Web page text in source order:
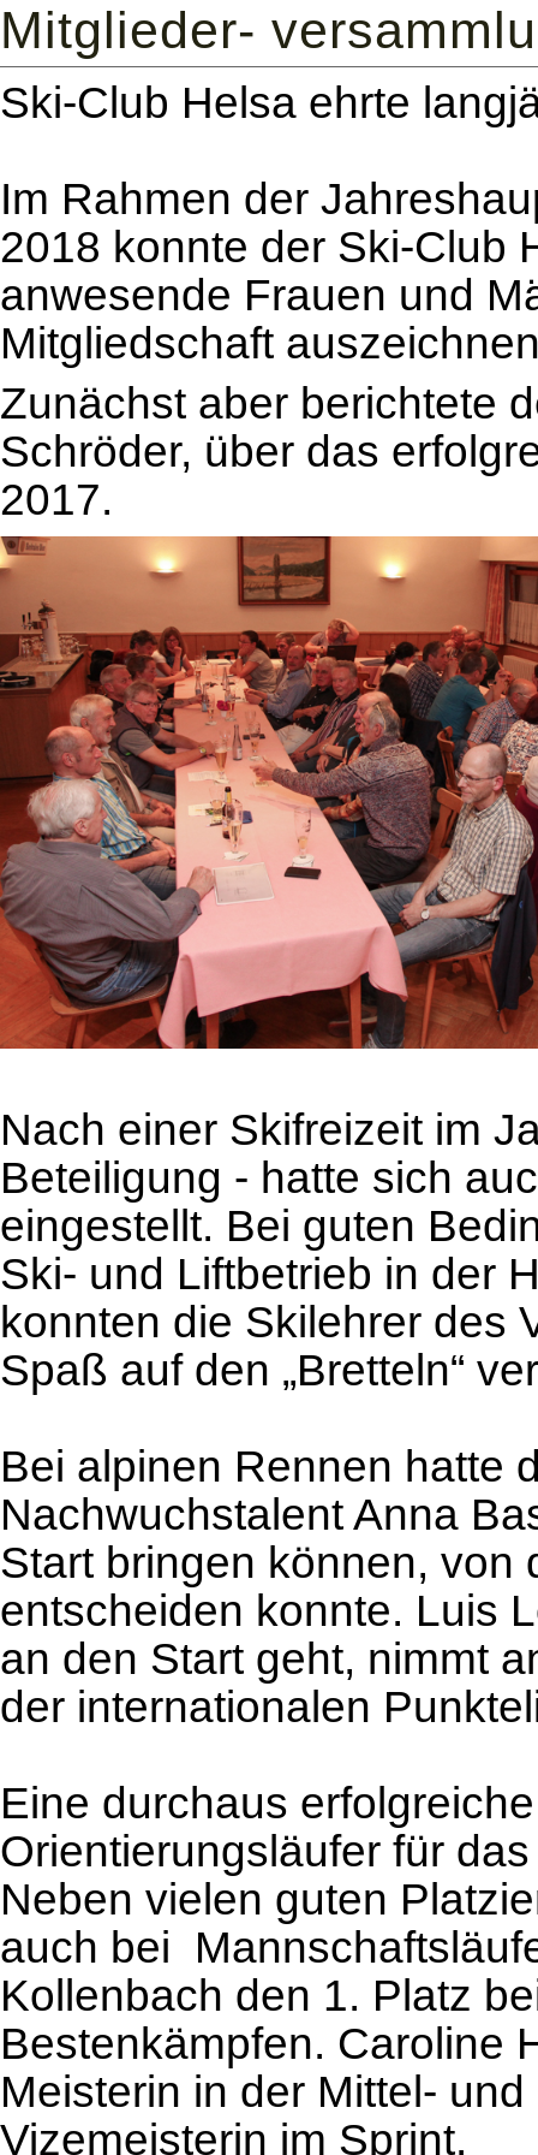
Mitglieder-
Ski-Club Helsa ehrte
Im Rahmen der
2018 konnte der Ski-Club
anwesende Frauen und
Mitgliedschaft
Zunächst aber berichtete
Schröder, über das
2017.
Nach einer Skifreizeit im
Beteiligung - hatte sich
eingestellt. Bei guten
Ski- und Liftbetrieb in der
konnten die Skilehrer des
Spaß auf den „Bretteln“
Bei alpinen Rennen hatte
Nachwuchstalent Anna
Start bringen können, von
entscheiden konnte. Luis
an den Start geht, nimmt
der internationalen
Eine durchaus
Orientierungsläufer für
Neben vielen guten
auch bei
Kollenbach den 1. Platz
Bestenkämpfen. Caroline
Meisterin in der Mittel-
Vizemeisterin im Sprint.